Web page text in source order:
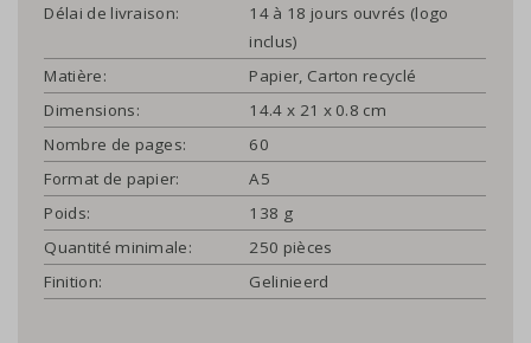
Délai de livraison:
14 à 18 jours ouvrés (logo
inclus)
Matière:
Papier, Carton recyclé
Dimensions:
14.4 x 21 x 0.8 cm
Nombre de pages:
60
Format de papier:
A5
Poids:
138 g
Quantité minimale:
250 pièces
Finition:
Gelinieerd